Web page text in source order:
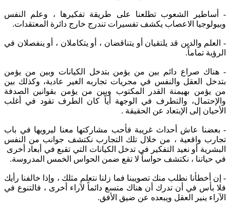
- أساطير الشعوب تطلعنا على طريقة تفكيرها ، وعلم النفس
وبيولوجيا الاعصاب يكشف تفسيرات تندرج خارج دائرة المعتقدات.
- العلم والدين قد يلتقيان أو يتناقضان ، أو يتكاملان ، أو ينفصلان في
الرؤية تماماً.
- هناك صراع دائم بين من يؤمن بتدخل الكيانات وبين من يؤمن
بتدخل العقل والنفس في مجريات تجاربه الغير عادية، وكذلك بين
من يؤمن بهيمنة القدر المكتوب وبين من يؤمن بقوانين الصدفة
والإحتمال، والتطرف في الوجهة أياً كان الطرف تقود في أغلب
الأحيان إلى الإبتعاد عن الحقيقة .
- بعضنا عاش أحداث غريبة فأحب مشاركتها معنا ليرويها في باب
تجارب واقعية ، من خلال تلك التجارب نكتشف جوانب من النفس
البشرية أو نعيد التفكير في تدخل الكيانات التي تقبع في أبعاد أخرى
في حياتنا ، نكتشف حواساً لا تقع ضمن الحواس الخمس المدروسة.
- إن أخطأنا نطلب منك تصويبنا فما زلنا نتعلم مثلك ، وإذا خالفنا رأيك
فلا بأس في أن تدرك أن هناك متسع دائماً لآراء أخرى ، فالتنوع في
الآراء ينير العقل ويبعده عن ضيق الأفق.